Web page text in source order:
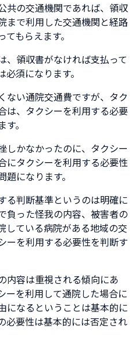
共の交通機関であれば、領収
まで利用した交通機関と経路
もらえます。
、領収書がなければ支払って
須になります。
ない通院交通費ですが、タク
は、タクシーを利用する必要
。
しかなかったのに、タクシー
にタクシーを利用する必要性
になります。
る判断基準というのは明確に
負った怪我の内容、被害者の
している病院がある地域の交
ーを利用する必要性を判断す
内容は重視される傾向にあ
ーを利用して通院した場合に
になるということは基本的に
必要性は基本的には否定され